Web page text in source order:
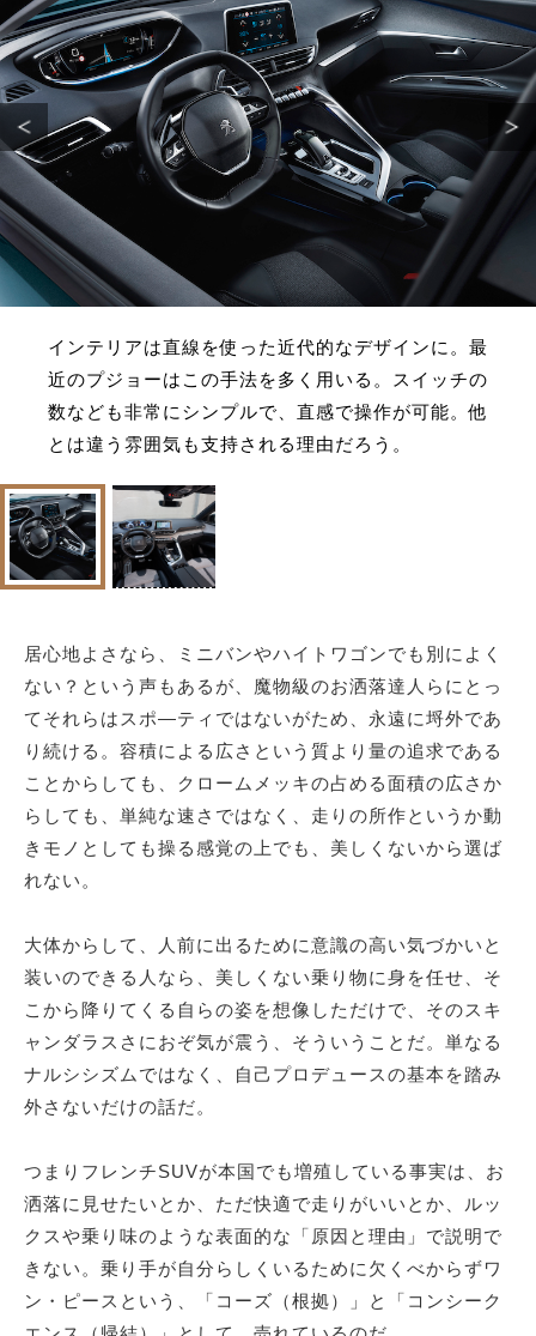
インテリアは直線を使った近代的なデザインに。最
近のプジョーはこの手法を多く用いる。スイッチの
数なども非常にシンプルで、直感で操作が可能。他
とは違う雰囲気も支持される理由だろう。
居心地よさなら、ミニバンやハイトワゴンでも別によく
ない？という声もあるが、魔物級のお洒落達人らにとっ
てそれらはスポ―ティではないがため、永遠に埒外であ
り続ける。容積による広さという質より量の追求である
ことからしても、クロームメッキの占める面積の広さか
らしても、単純な速さではなく、走りの所作というか動
きモノとしても操る感覚の上でも、美しくないから選ば
れない。
大体からして、人前に出るために意識の高い気づかいと
装いのできる人なら、美しくない乗り物に身を任せ、そ
こから降りてくる自らの姿を想像しただけで、そのスキ
ャンダラスさにおぞ気が震う、そういうことだ。単なる
ナルシシズムではなく、自己プロデュースの基本を踏み
外さないだけの話だ。
つまりフレンチSUVが本国でも増殖している事実は、お
洒落に見せたいとか、ただ快適で走りがいいとか、ルッ
クスや乗り味のような表面的な「原因と理由」で説明で
きない。乗り手が自分らしくいるために欠くべからずワ
ン・ピースという、「コーズ（根拠）」と「コンシーク